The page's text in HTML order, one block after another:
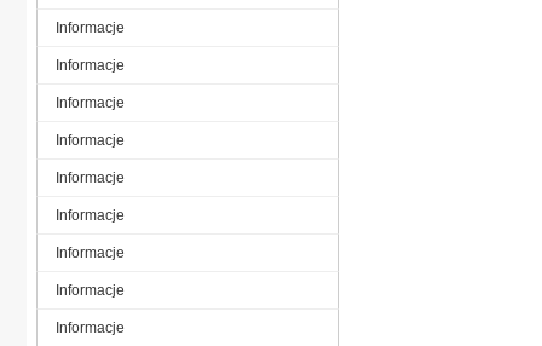
Informacje
Informacje
Informacje
Informacje
Informacje
Informacje
Informacje
Informacje
Informacje